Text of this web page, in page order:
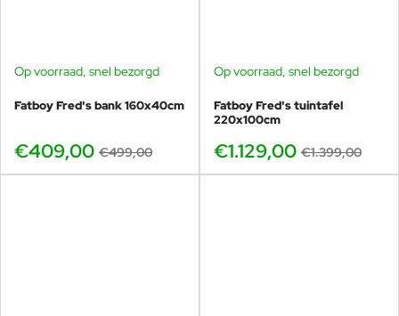
-18%
Op voorraad, snel bezorgd
Fatboy Fred's bank 160x40cm
€409,00 €499,00
-19%
Op voorraad, snel bezorgd
Fatboy Fred's tuintafel
220x100cm
€1.129,00 €1.399,00